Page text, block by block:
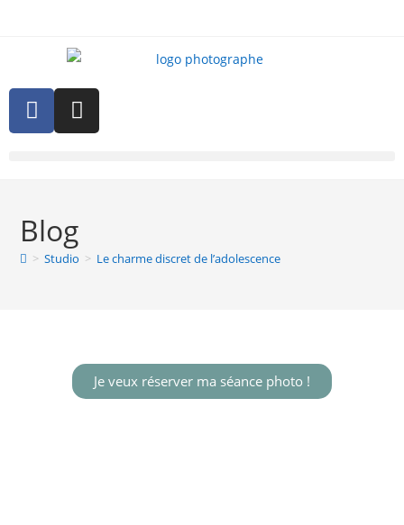
Blog
> Studio > Le charme discret de l’adolescence
Je veux réserver ma séance photo !